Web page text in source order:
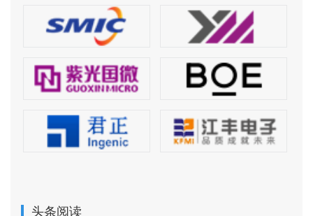
头条阅读